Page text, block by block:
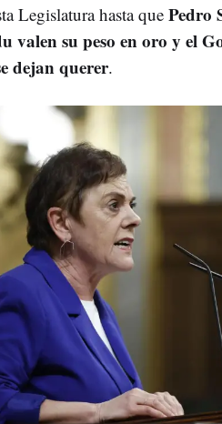
Legislatura hasta que Pedro
valen su peso en oro y el
dejan querer.